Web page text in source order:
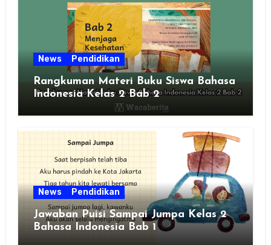
News Pendidikan
Rangkuman Materi Buku Siswa Bahasa
Indonesia Kelas 2 Bab 2
News Pendidikan
Jawaban Puisi Sampai Jumpa Kelas 2
Bahasa Indonesia Bab 1